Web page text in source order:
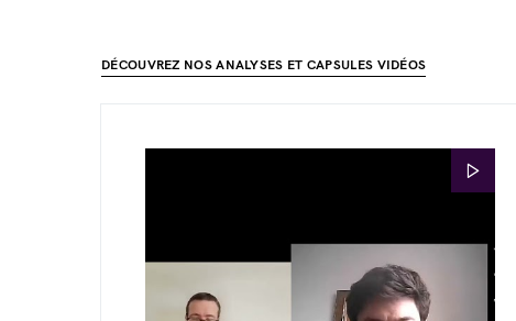
DÉCOUVREZ NOS ANALYSES ET CAPSULES VIDÉOS